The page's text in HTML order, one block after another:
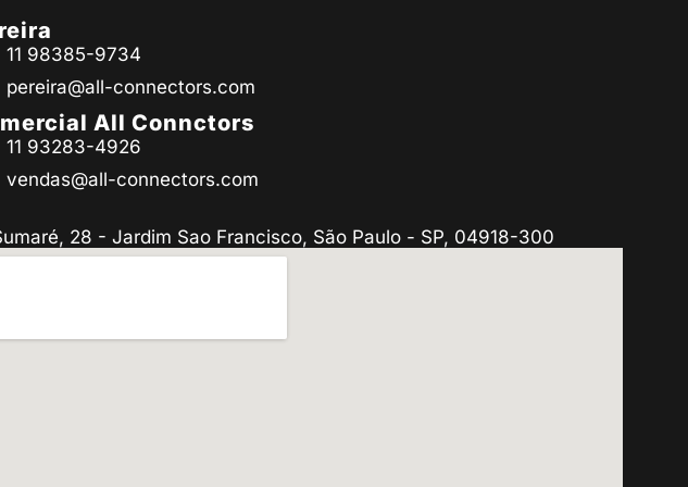
11 98385-9734
pereira@all-connectors.com
All Connctors
11 93283-4926
vendas@all-connectors.com
28 - Jardim Sao Francisco, São Paulo - SP, 04918-300